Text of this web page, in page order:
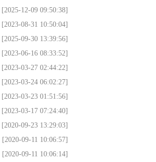
[2025-12-09 09:50:38]
[2023-08-31 10:50:04]
[2025-09-30 13:39:56]
[2023-06-16 08:33:52]
[2023-03-27 02:44:22]
[2023-03-24 06:02:27]
[2023-03-23 01:51:56]
[2023-03-17 07:24:40]
[2020-09-23 13:29:03]
[2020-09-11 10:06:57]
[2020-09-11 10:06:14]